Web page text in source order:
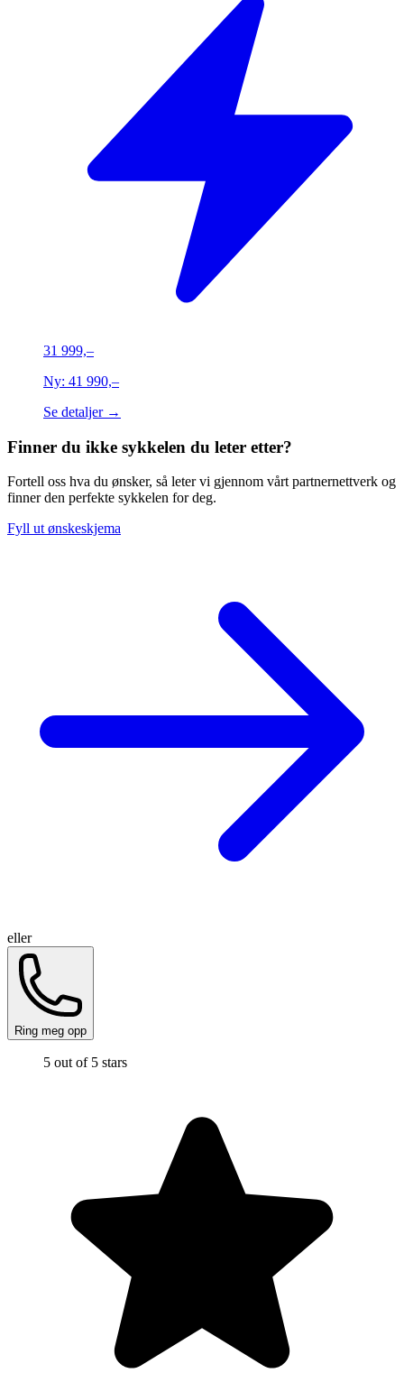
31 999,–
Ny: 41 990,–
Se detaljer →
Finner du ikke sykkelen du leter etter?
Fortell oss hva du ønsker, så leter vi gjennom vårt partnernettverk og
finner den perfekte sykkelen for deg.
Fyll ut ønskeskjema
eller
Ring meg opp
5 out of 5 stars